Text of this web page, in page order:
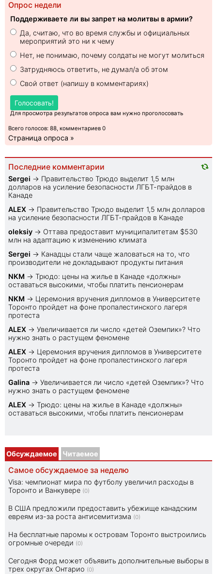
Опрос недели
Поддерживаете ли вы запрет на молитвы в армии?
Да, считаю, что во время службы и официальных
мероприятий это ни к чему
Нет, не понимаю, почему солдаты не могут молиться
Затрудняюсь ответить, не думал/а об этом
Свой ответ (напишу в комментариях)
Голосовать!
Для просмотра результатов опроса вам нужно проголосовать
Всего голосов: 88, комментариев 0
Страница опроса »
Последние комментарии
Sеrgei → Правительство Трюдо выделит 1,5 млн
долларов на усиление безопасности ЛГБТ-прайдов в
Канаде
ALEX → Правительство Трюдо выделит 1,5 млн долларов
на усиление безопасности ЛГБТ-прайдов в Канаде
oleksiy → Оттава предоставит муниципалитетам $530
млн на адаптацию к изменению климата
Sеrgei → Канадцы стали чаще жаловаться на то, что
производители не докладывают продукты питания
NKM → Трюдо: цены на жилье в Канаде «должны»
оставаться высокими, чтобы платить пенсионерам
NKM → Церемония вручения дипломов в Университете
Торонто пройдет на фоне пропалестинского лагеря
протеста
ALEX → Увеличивается ли число «детей Оземпик»? Что
нужно знать о растущем феномене
ALEX → Церемония вручения дипломов в Университете
Торонто пройдет на фоне пропалестинского лагеря
протеста
Galina → Увеличивается ли число «детей Оземпик»? Что
нужно знать о растущем феномене
ALEX → Трюдо: цены на жилье в Канаде «должны»
оставаться высокими, чтобы платить пенсионерам
Обсуждаемое Читаемое
Самое обсуждаемое за неделю
Visa: чемпионат мира по футболу увеличил расходы в
Торонто и Ванкувере (0)
В США предложили предоставить убежище канадским
евреям из-за роста антисемитизма (0)
На бесплатные паромы к островам Торонто выстроились
огромные очереди (0)
Сегодня Форд может объявить дополнительные выборы в
трех округах Онтарио (0)